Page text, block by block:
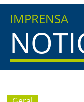
IMPRENSA